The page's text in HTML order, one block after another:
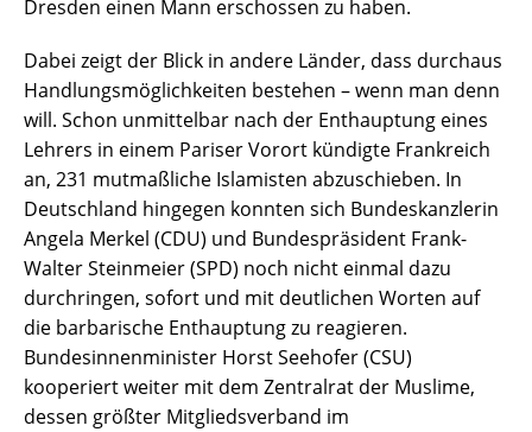
Dresden einen Mann erschossen zu haben.
Dabei zeigt der Blick in andere Länder, dass durchaus
Handlungsmöglichkeiten bestehen – wenn man denn
will. Schon unmittelbar nach der Enthauptung eines
Lehrers in einem Pariser Vorort kündigte Frankreich
an, 231 mutmaßliche Islamisten abzuschieben. In
Deutschland hingegen konnten sich Bundeskanzlerin
Angela Merkel (CDU) und Bundespräsident Frank-
Walter Steinmeier (SPD) noch nicht einmal dazu
durchringen, sofort und mit deutlichen Worten auf
die barbarische Enthauptung zu reagieren.
Bundesinnenminister Horst Seehofer (CSU)
kooperiert weiter mit dem Zentralrat der Muslime,
dessen größter Mitgliedsverband im